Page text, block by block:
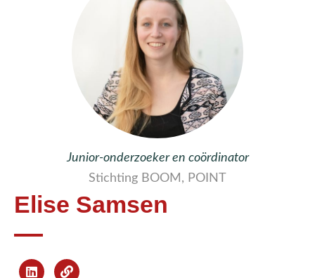
Junior-onderzoeker en coördinator
Stichting BOOM, POINT
Elise Samsen